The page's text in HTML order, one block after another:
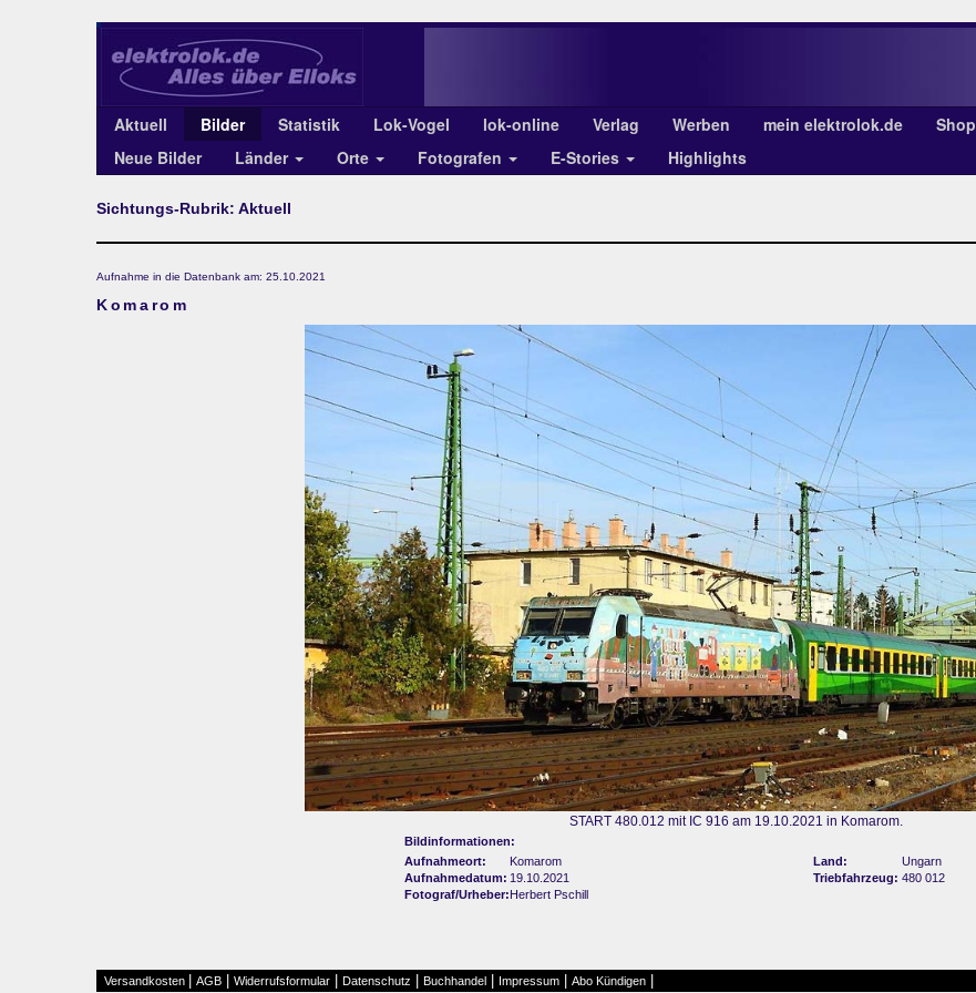
Aktuell Bilder Statistik Lok-Vogel lok-online Verlag Werben mein elektrolok.de
Shop
Neue Bilder
Länder Orte Fotografen E-Stories Highlights
Sichtungs-Rubrik: Aktuell
Aufnahme in die Datenbank am: 25.10.2021
Komarom
START 480.012 mit IC 916 am 19.10.2021 in Komarom.
Bildinformationen:
Aufnahmeort:
Komarom Land:
Ungarn
Aufnahmedatum: 19.10.2021 Triebfahrzeug: 480 012
Fotograf/Urheber:Herbert Pschill
Versandkosten AGB Widerrufsformular Datenschutz Buchhandel Impressum Abo Kündigen